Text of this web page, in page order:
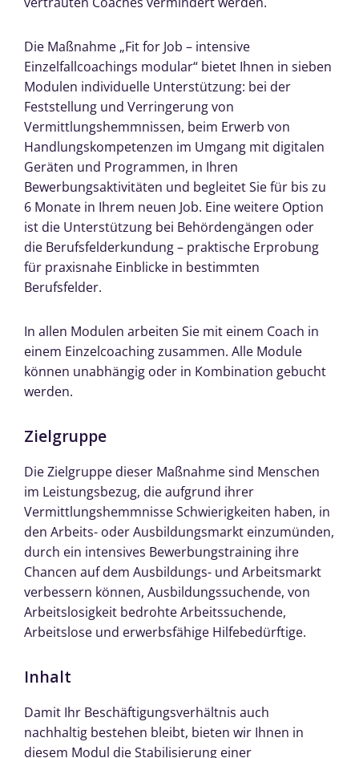
Die Maßnahme „Fit for Job – intensive
Einzelfallcoachings modular“ bietet Ihnen in sieben
Modulen individuelle Unterstützung: bei der
Feststellung und Verringerung von
Vermittlungshemmnissen, beim Erwerb von
Handlungskompetenzen im Umgang mit digitalen
Geräten und Programmen, in Ihren
Bewerbungsaktivitäten und begleitet Sie für bis zu
6 Monate in Ihrem neuen Job. Eine weitere Option
ist die Unterstützung bei Behördengängen oder
die Berufsfelderkundung – praktische Erprobung
für praxisnahe Einblicke in bestimmten
Berufsfelder.
In allen Modulen arbeiten Sie mit einem Coach in
einem Einzelcoaching zusammen. Alle Module
können unabhängig oder in Kombination gebucht
werden.
Zielgruppe
Die Zielgruppe dieser Maßnahme sind Menschen
im Leistungsbezug, die aufgrund ihrer
Vermittlungshemmnisse Schwierigkeiten haben, in
den Arbeits- oder Ausbildungsmarkt einzumünden,
durch ein intensives Bewerbungstraining ihre
Chancen auf dem Ausbildungs- und Arbeitsmarkt
verbessern können, Ausbildungssuchende, von
Arbeitslosigkeit bedrohte Arbeitssuchende,
Arbeitslose und erwerbsfähige Hilfebedürftige.
Inhalt
Damit Ihr Beschäftigungsverhältnis auch
nachhaltig bestehen bleibt, bieten wir Ihnen in
diesem Modul die Stabilisierung einer